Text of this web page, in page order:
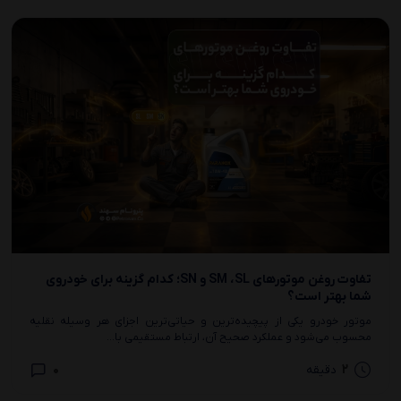
تفاوت روغن موتورهای SM ،SL و SN؛ کدام گزینه برای خودروی
شما بهتر است؟
موتور خودرو یکی از پیچیده‌ترین و حیاتی‌ترین اجزای هر وسیله نقلیه
محسوب می‌شود و عملکرد صحیح آن، ارتباط مستقیمی با...
دقیقه